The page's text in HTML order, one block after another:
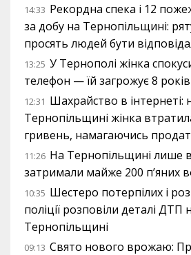
14:33 Рекордна спека і 12
за добу на Тернопільщині:
просять людей бути
13:25 У Тернополі жінка
телефон — їй загрожує 8
12:31 Шахрайство в інтернеті:
Тернопільщині жінка
гривень, намагаючись
11:26 На Тернопільщині лише
затримали майже 200 п’яних
10:35 Шестеро потерпілих і
поліції розповіли деталі ДТП
Тернопільщині
09:13 Свято нового врожаю: